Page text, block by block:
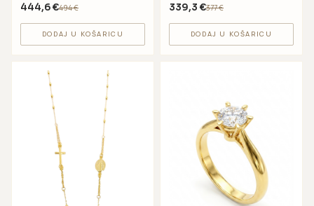
444,6€494€
DODAJ U KOŠARICU
339,3 €377€
DODAJ U KOŠARICU